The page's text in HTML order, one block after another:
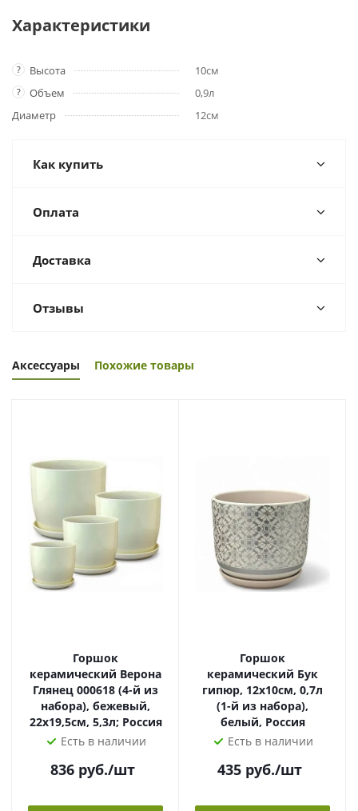
Характеристики
? Высота 10см
? Объем
0,9л
Диаметр
12см
Как купить
Оплата
Доставка
Отзывы
Аксессуары Похожие товары
Горшок
керамический Верона
Глянец 000618 (4-й из
набора), бежевый,
22х19,5см, 5,3л; Россия
Есть в наличии
836 руб./шт
Горшок
керамический Бук
гипюр, 12х10см, 0,7л
(1-й из набора),
белый, Россия
Есть в наличии
435 руб./шт